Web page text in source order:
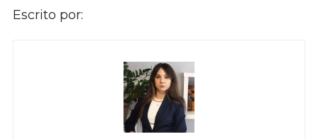
Escrito por: